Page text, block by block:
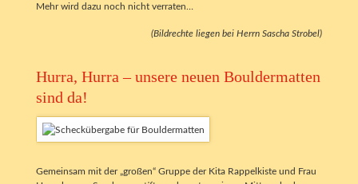
Mehr wird dazu noch nicht verraten…
(Bildrechte liegen bei Herrn Sascha Strobel)
Hurra, Hurra – unsere neuen Bouldermatten
sind da!
Gemeinsam mit der „großen“ Gruppe der Kita Rappelkiste und Frau